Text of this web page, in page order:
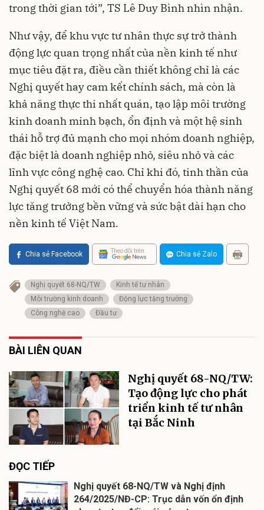
trong thời gian tới”, TS Lê Duy Bình nhìn nhận.
Như vậy, để khu vực tư nhân thực sự trở thành
động lực quan trọng nhất của nền kinh tế như
mục tiêu đặt ra, điều cần thiết không chỉ là các
Nghị quyết hay cam kết chính sách, mà còn là
khả năng thực thi nhất quán, tạo lập môi trường
kinh doanh minh bạch, ổn định và một hệ sinh
thái hỗ trợ đủ mạnh cho mọi nhóm doanh nghiệp,
đặc biệt là doanh nghiệp nhỏ, siêu nhỏ và các
lĩnh vực công nghệ cao. Chỉ khi đó, tinh thần của
Nghị quyết 68 mới có thể chuyển hóa thành năng
lực tăng trưởng bền vững và sức bật dài hạn cho
nền kinh tế Việt Nam.
Chia sẻ Facebook Theo dõi trên Chia sẻ Zalo
Nghị quyết 68-NQ/TW
Kinh tế tư nhân
Môi trường kinh doanh
Động lực tăng trưởng
Công nghệ cao
Đầu tư
BÀI LIÊN QUAN
Nghị quyết 68-NQ/TW:
Tạo động lực cho phát
triển kinh tế tư nhân
tại Bắc Ninh
ĐỌC TIẾP
Nghị quyết 68-NQ/TW và Nghị định
264/2025/NĐ-CP: Trục dẫn vốn ổn định